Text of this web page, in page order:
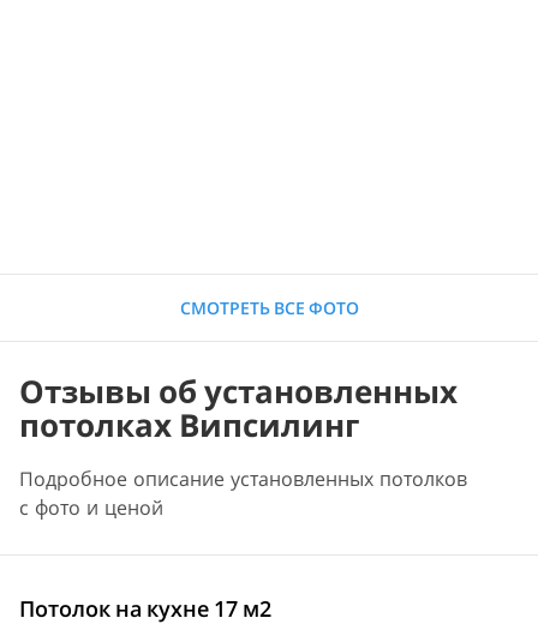
СМОТРЕТЬ ВСЕ ФОТО
Отзывы об установленных
потолках Випсилинг
Подробное описание установленных потолков
с фото и ценой
Потолок на кухне 17 м2